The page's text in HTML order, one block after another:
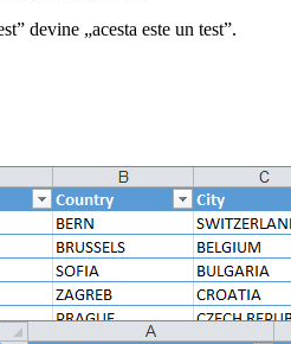
devine „acesta este un test”.